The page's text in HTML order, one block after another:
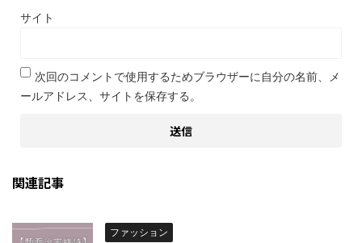
サイト
次回のコメントで使用するためブラウザーに自分の名前、メ
ールアドレス、サイトを保存する。
関連記事
ファッション